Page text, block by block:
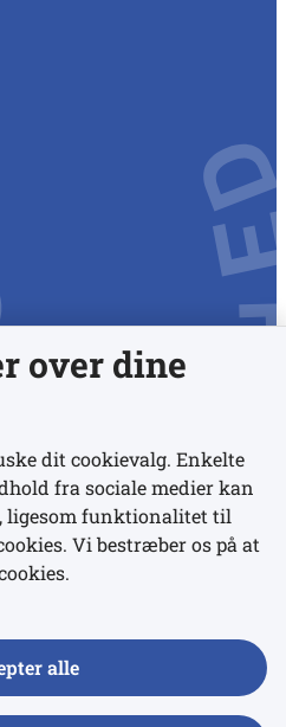
over dine
dit cookievalg. Enkelte
fra sociale medier kan
ligesom funktionalitet til
Vi bestræber os på at
alle